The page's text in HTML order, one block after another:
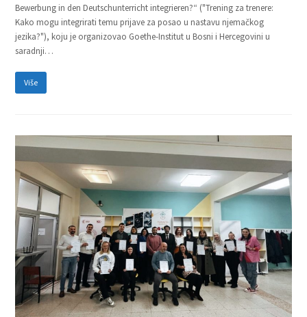
Bewerbung in den Deutschunterricht integrieren?“ ("Trening za trenere:
Kako mogu integrirati temu prijave za posao u nastavu njemačkog
jezika?"), koju je organizovao Goethe-Institut u Bosni i Hercegovini u
saradnji…
Više